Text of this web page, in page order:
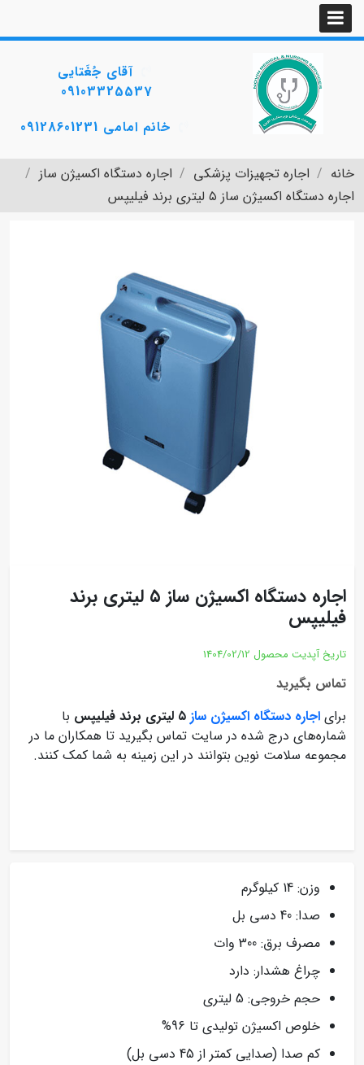
آقای جُغَتایی
09103325537
خانم امامی 09128601231
خانه اجاره تجهیزات پزشکی
اجاره دستگاه اکسیژن ساز
اجاره دستگاه اکسیژن ساز ۵ لیتری برند فیلیپس
اجاره دستگاه اکسیژن ساز ۵ لیتری برند
فیلیپس
تاریخ آپدیت محصول 1404/02/12
تماس بگیرید
برای اجاره دستگاه اکسیژن ساز
با
شماره‌های درج شده در سایت تماس بگیرید تا همکاران ما در
مجموعه سلامت نوین بتوانند در این زمینه به شما کمک کنند.
وزن: 14 کیلوگرم
صدا: 40 دسی بل
مصرف برق: 300 وات
چراغ هشدار: دارد
حجم خروجی: 5 لیتری
خلوص اکسیژن تولیدی تا 96%
کم صدا (صدایی کمتر از 45 دسی بل)